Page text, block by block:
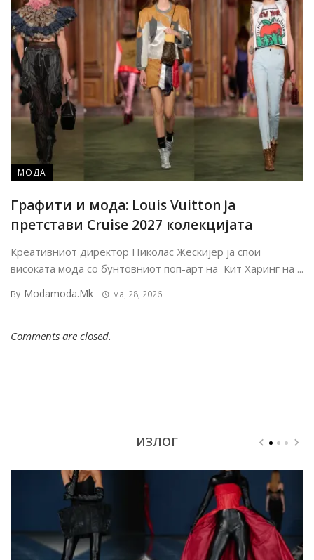
МОДА
Графити и мода: Louis Vuitton ја
претстави Cruise 2027 колекцијата
Креативниот директор Николас Жескијер ја спои
високата мода со бунтовниот поп-арт на Кит Харинг на ...
By Modamoda.mk мај 28, 2026
Comments are closed.
ИЗЛОГ